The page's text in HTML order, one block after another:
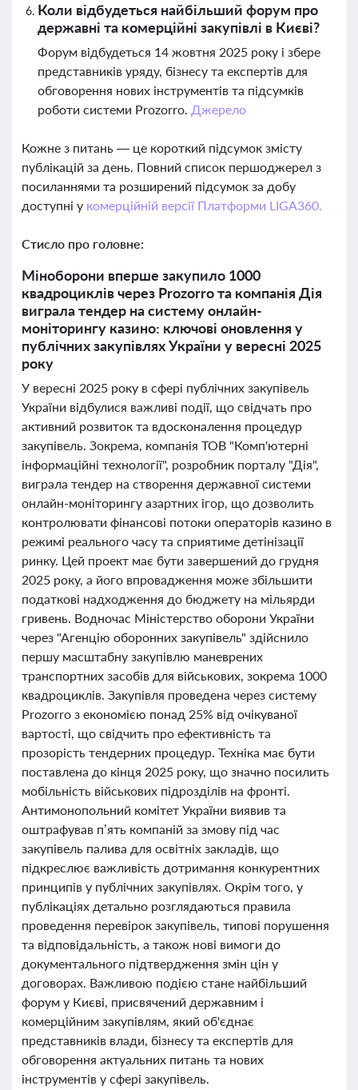
Коли відбудеться найбільший форум про
державні та комерційні закупівлі в Києві?
Форум відбудеться 14 жовтня 2025 року і збере
представників уряду, бізнесу та експертів для
обговорення нових інструментів та підсумків
роботи системи Prozorro. Джерело
Кожне з питань — це короткий підсумок змісту
публікацій за день. Повний список першоджерел з
посиланнями та розширений підсумок за добу
доступні у комерційній версії Платформи LIGA360.
Стисло про головне:
Міноборони вперше закупило 1000
квадроциклів через Prozorro та компанія Дія
виграла тендер на систему онлайн-
моніторингу казино: ключові оновлення у
публічних закупівлях України у вересні 2025
року
У вересні 2025 року в сфері публічних закупівель
України відбулися важливі події, що свідчать про
активний розвиток та вдосконалення процедур
закупівель. Зокрема, компанія ТОВ "Комп'ютерні
інформаційні технології", розробник порталу "Дія",
виграла тендер на створення державної системи
онлайн-моніторингу азартних ігор, що дозволить
контролювати фінансові потоки операторів казино в
режимі реального часу та сприятиме детінізації
ринку. Цей проект має бути завершений до грудня
2025 року, а його впровадження може збільшити
податкові надходження до бюджету на мільярди
гривень. Водночас Міністерство оборони України
через "Агенцію оборонних закупівель" здійснило
першу масштабну закупівлю маневрених
транспортних засобів для військових, зокрема 1000
квадроциклів. Закупівля проведена через систему
Prozorro з економією понад 25% від очікуваної
вартості, що свідчить про ефективність та
прозорість тендерних процедур. Техніка має бути
поставлена до кінця 2025 року, що значно посилить
мобільність військових підрозділів на фронті.
Антимонопольний комітет України виявив та
оштрафував п’ять компаній за змову під час
закупівель палива для освітніх закладів, що
підкреслює важливість дотримання конкурентних
принципів у публічних закупівлях. Окрім того, у
публікаціях детально розглядаються правила
проведення перевірок закупівель, типові порушення
та відповідальність, а також нові вимоги до
документального підтвердження змін цін у
договорах. Важливою подією стане найбільший
форум у Києві, присвячений державним і
комерційним закупівлям, який об'єднає
представників влади, бізнесу та експертів для
обговорення актуальних питань та нових
інструментів у сфері закупівель.